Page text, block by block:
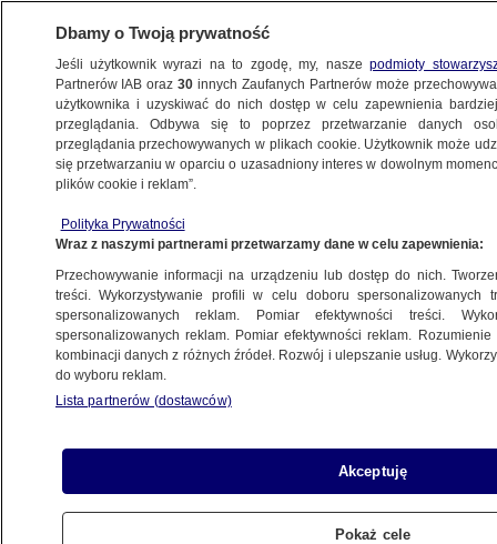
BIZNES
NAJNOWSZE
27.10.2008, 10:06Aktualizacja:27.10.2008, 09:38
Udostępnij
Dbamy o Twoją prywatność
Jeśli użytkownik wyrazi na to zgodę, my, naszepodmioty
Partnerów IAB oraz30 innych Zaufanych Partnerów może
użytkownika i uzyskiwać do nich dostęp w celu zapewnienia
przeglądania. Odbywa się to poprzez przetwarzanie danych
przeglądania przechowywanych w plikach cookie. Użytkownik może
się przetwarzaniu w oparciu o uzasadniony interes w dowolnym
plików cookie i reklam”.
Polityka Prywatności
Wraz z naszymi partnerami przetwarzamy dane w celu zapewnienia:
Przechowywanie informacji na urządzeniu lub dostęp do nich.
treści. Wykorzystywanie profili w celu doboru spersonalizowanych
spersonalizowanych reklam. Pomiar efektywności treści.
spersonalizowanych reklam. Pomiar efektywności reklam.
kombinacji danych z różnych źródeł. Rozwój i ulepszanie usług.
do wyboru reklam.
Lista partnerów (dostawców)
Akceptuję
Pokaż cele